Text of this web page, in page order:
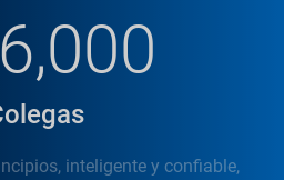
inteligente y confiable,